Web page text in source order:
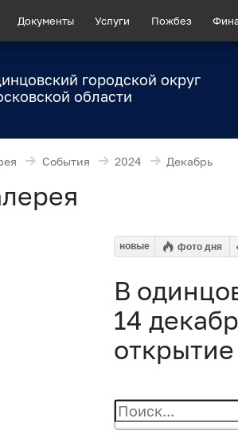
Документы Услуги Пожбез
городской округ
области
События 2024 Декабрь
новые фото дня
В
14